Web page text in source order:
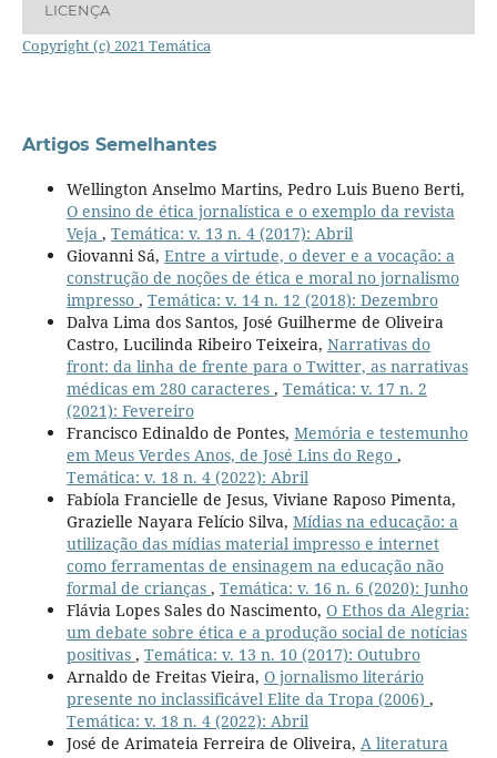
LICENÇA
Copyright (c) 2021 Temática
Artigos Semelhantes
Wellington Anselmo Martins, Pedro Luis Bueno Berti,
O ensino de ética jornalística e o exemplo da revista
Veja , Temática: v. 13 n. 4 (2017): Abril
Giovanni Sá, Entre a virtude, o dever e a vocação: a
construção de noções de ética e moral no jornalismo
impresso , Temática: v. 14 n. 12 (2018): Dezembro
Dalva Lima dos Santos, José Guilherme de Oliveira
Castro, Lucilinda Ribeiro Teixeira, Narrativas do
front: da linha de frente para o Twitter, as narrativas
médicas em 280 caracteres , Temática: v. 17 n. 2
(2021): Fevereiro
Francisco Edinaldo de Pontes, Memória e testemunho
em Meus Verdes Anos, de José Lins do Rego ,
Temática: v. 18 n. 4 (2022): Abril
Fabíola Francielle de Jesus, Viviane Raposo Pimenta,
Grazielle Nayara Felício Silva, Mídias na educação: a
utilização das mídias material impresso e internet
como ferramentas de ensinagem na educação não
formal de crianças , Temática: v. 16 n. 6 (2020): Junho
Flávia Lopes Sales do Nascimento, O Ethos da Alegria:
um debate sobre ética e a produção social de notícias
positivas , Temática: v. 13 n. 10 (2017): Outubro
Arnaldo de Freitas Vieira, O jornalismo literário
presente no inclassificável Elite da Tropa (2006) ,
Temática: v. 18 n. 4 (2022): Abril
José de Arimateia Ferreira de Oliveira, A literatura